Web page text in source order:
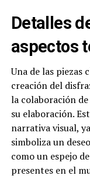
Detalles
aspectos
Una de las piezas
creación del
la colaboración
su elaboración.
narrativa visual,
simboliza un
como un espejo
presentes en el